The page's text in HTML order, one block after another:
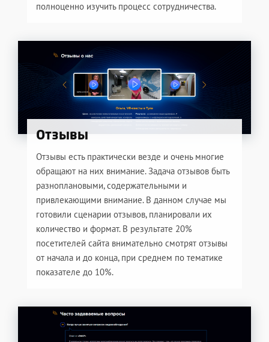
полноценно изучить процесс сотрудничества.
Отзывы
Отзывы есть практически везде и очень многие
обращают на них внимание. Задача отзывов быть
разноплановыми, содержательными и
привлекающими внимание. В данном случае мы
готовили сценарии отзывов, планировали их
количество и формат. В результате 20%
посетителей сайта внимательно смотрят отзывы
от начала и до конца, при среднем по тематике
показателе до 10%.